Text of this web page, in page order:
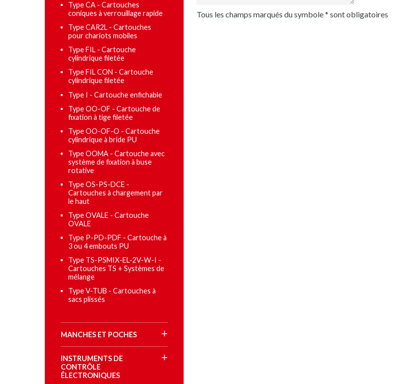
Type CA - Cartouches
coniques à verrouillage rapide
Type CAR2L - Cartouches
pour chariots mobiles
Type FIL - Cartouche
cylindrique filetée
Type FIL CON - Cartouche
cylindrique filetée
Type I - Cartouche enfichable
Type OO-OF - Cartouche de
fixation à tige filetée
Type OO-OF-O - Cartouche
cylindrique à bride PU
Type OOMA - Cartouche avec
système de fixation à buse
rotative
Type OS-PS-DCE -
Cartouches à chargement par
le haut
Type OVALE - Cartouche
OVALE
Type P-PD-PDF - Cartouche à
3 ou 4 embouts PU
Type TS-PSMIX-EL-2V-W-I -
Cartouches TS + Systèmes de
mélange
Type V-TUB - Cartouches à
sacs plissés
MANCHES ET POCHES
INSTRUMENTS DE
CONTRÔLE
ÉLECTRONIQUES
Tous les champs marqués du symbole * sont obligatoires